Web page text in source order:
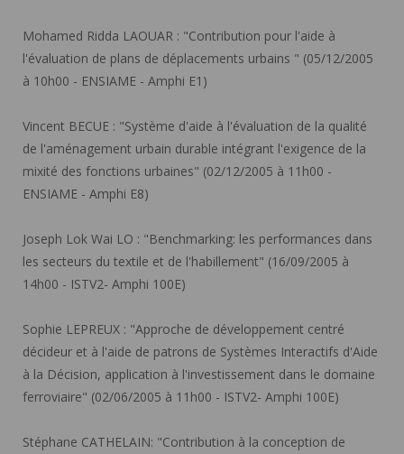
Mohamed Ridda LAOUAR : "Contribution pour l'aide à
l'évaluation de plans de déplacements urbains " (05/12/2005
à 10h00 - ENSIAME - Amphi E1)
Vincent BECUE : "Système d'aide à l'évaluation de la qualité
de l'aménagement urbain durable intégrant l'exigence de la
mixité des fonctions urbaines" (02/12/2005 à 11h00 -
ENSIAME - Amphi E8)
Joseph Lok Wai LO : "Benchmarking: les performances dans
les secteurs du textile et de l'habillement" (16/09/2005 à
14h00 - ISTV2- Amphi 100E)
Sophie LEPREUX : "Approche de développement centré
décideur et à l'aide de patrons de Systèmes Interactifs d'Aide
à la Décision, application à l'investissement dans le domaine
ferroviaire" (02/06/2005 à 11h00 - ISTV2- Amphi 100E)
Stéphane CATHELAIN: "Contribution à la conception de